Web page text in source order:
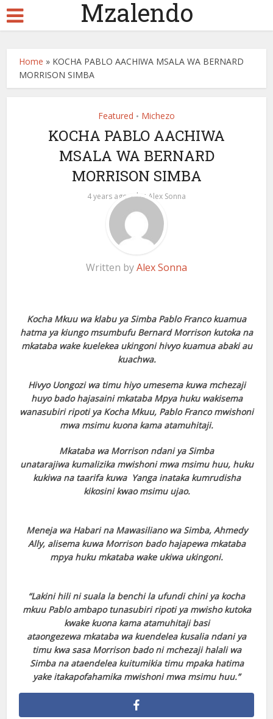
Mzalendo
Home » KOCHA PABLO AACHIWA MSALA WA BERNARD
MORRISON SIMBA
Featured • Michezo
KOCHA PABLO AACHIWA
MSALA WA BERNARD
MORRISON SIMBA
4 years ago by Alex Sonna
Written byAlex Sonna
Kocha Mkuu wa klabu ya Simba Pablo Franco kuamua
hatma ya kiungo msumbufu BernardMorrison kutoka na
mkataba wake kuelekea ukingoni hivyo kuamua abaki au
kuachwa.
Hivyo Uongozi wa timu hiyo umesema kuwa mchezaji
huyo bado hajasaini mkataba Mpya huku wakisema
wanasubiriripoti ya Kocha Mkuu, PabloFranco mwishoni
mwa msimu kuona kama atamuhitaji.
Mkataba wa Morrison ndani ya Simba
unatarajiwa kumalizika mwishoni mwa msimu huu, huku
kukiwa na taarifa kuwa Yanga inataka kumrudisha
kikosini kwaomsimu ujao.
Meneja wa Habarina Mawasiliano wa Simba, Ahmedy
Ally, alisema kuwa Morrison bado hajapewa mkataba
mpya huku mkataba wake ukiwa ukingoni.
“Lakini hili ni suala la benchi la ufundi chini ya kocha
mkuu Pablo ambapotunasubiri ripoti ya mwishokutoka
kwake kuona kama atamuhitaji basi
ataongezewa mkataba wa kuendelea kusalia ndani ya
timu kwa sasa Morrison badoni mchezaji halali wa
Simba na ataendelea kuitumikia timu mpaka hatima
yake itakapofahamika mwishonimwa msimu huu.”